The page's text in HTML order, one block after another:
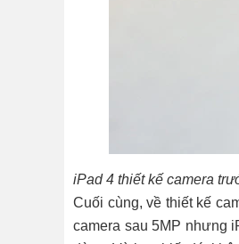
iPad 4 thiết kế camera
Cuối cùng, về thiết kế
camera sau 5MP nhưng